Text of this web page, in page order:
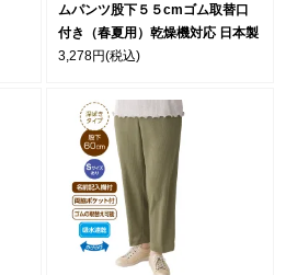
ムパンツ股下５５cmゴム取替口
付き（春夏用）乾燥機対応 日本製
3,278円(税込)